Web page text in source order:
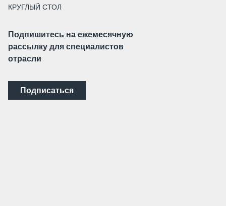
КРУГЛЫЙ СТОЛ
Подпишитесь на ежемесячную
рассылку для специалистов
отрасли
Подписаться